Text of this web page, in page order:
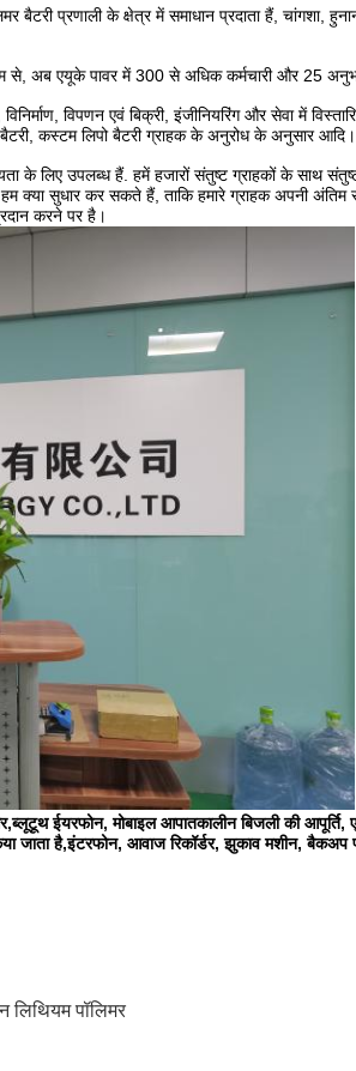
बैटरी प्रणाली के क्षेत्र में समाधान प्रदाता हैं, चांगशा,
से, अब एयूके पावर में 300 से अधिक कर्मचारी और 25
विपणन एवं बिक्री, इंजीनियरिंग और सेवा में
बैटरी, कस्टम लिपो बैटरी ग्राहक के अनुरोध के अनुसार आदि।
के लिए उपलब्ध हैं. हमें हजारों संतुष्ट ग्राहकों के साथ
क्या सुधार कर सकते हैं, ताकि हमारे ग्राहक अपनी अंतिम
करने पर है।
ईयरफोन, मोबाइल आपातकालीन बिजली की आपूर्ति,
जाता है,इंटरफोन, आवाज रिकॉर्डर, झुकाव मशीन,
लिथियम पॉलिमर